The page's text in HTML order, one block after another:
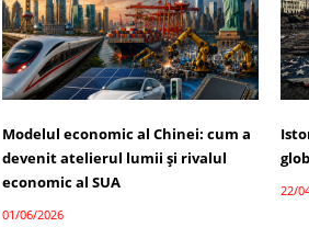
Modelul economic al Chinei: cum a
devenit atelierul lumii și rivalul
economic al SUA
01/06/2026
22/